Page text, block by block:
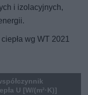
i izolacyjnych,
wg WT 2021
U [W/(m²·K)]